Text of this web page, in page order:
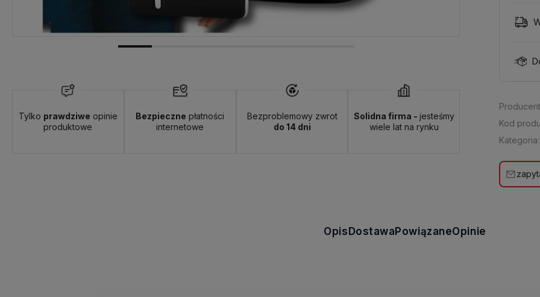
Tylko prawdziwe opinie
produktowe
Bezpieczne płatności
internetowe
Bezproblemowy zwrot
do 14 dni
Solidna firma - jesteśmy
wiele lat na rynku
Kod
Kategoria:
Opis Dostawa PowiązaneOpinie